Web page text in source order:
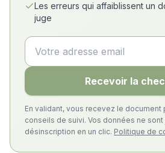
Les erreurs qui affaiblissent un
juge
Recevoir la
En validant, vous recevez le document
conseils de suivi. Vos données ne
désinscription en un clic. Politique de